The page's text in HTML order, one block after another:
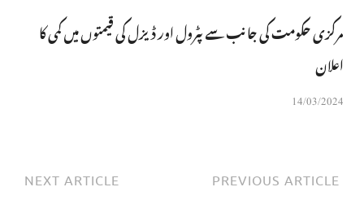
مرکزی حکومت کی جانب سے پٹرول اور ڈیزل کی قیمتوں میں کمی کا
اعلان
14/03/2024
PREVIOUS ARTICLE
NEXT ARTICLE